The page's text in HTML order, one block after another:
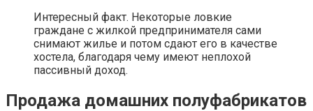
Интересный факт. Некоторые ловкие
граждане с жилкой предпринимателя сами
снимают жилье и потом сдают его в качестве
хостела, благодаря чему имеют неплохой
пассивный доход.
Продажа домашних полуфабрикатов